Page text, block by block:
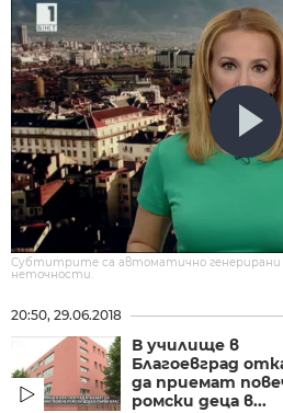
Субтитрите са автоматично
неточности.
20:50, 29.06.2018
В училище в
Благоевград
да приемат
ромски деца в...